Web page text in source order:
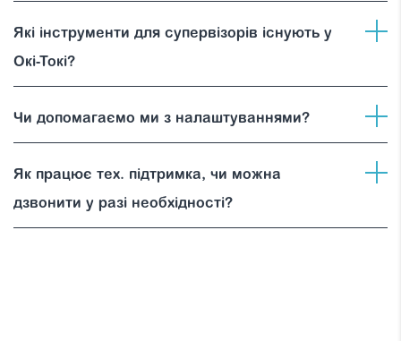
Які інструменти для супервізорів існують у
Окі-Токі?
Чи допомагаємо ми з налаштуваннями?
Як працює тех. підтримка, чи можна
дзвонити у разі необхідності?